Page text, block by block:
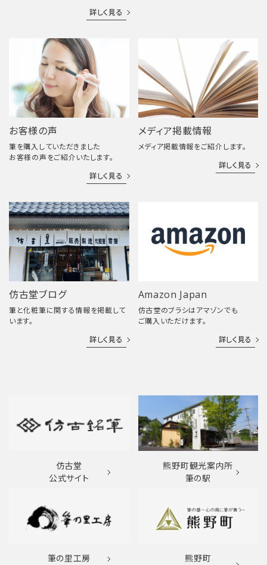
詳しく見る
お客様の声
筆を購入していただきました
お客様の声をご紹介いたします。
詳しく見る
メディア掲載情報
メディア掲載情報をご紹介します。
詳しく見る
仿古堂ブログ
筆と化粧筆に関する情報を掲載して
います。
詳しく見る
Amazon Japan
仿古堂のブラシはアマゾンでも
ご購入いただけます。
詳しく見る
仿古堂
公式サイト
熊野町観光案内所
筆の駅
筆の里工房
熊野町